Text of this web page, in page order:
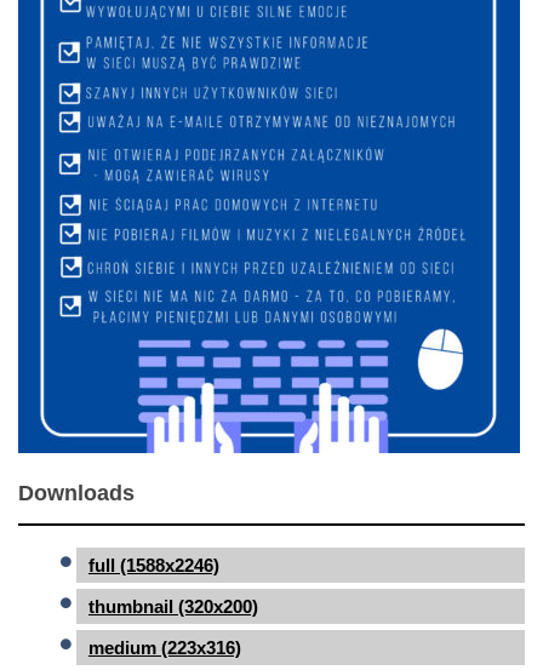
Downloads
full (1588x2246)
thumbnail (320x200)
medium (223x316)